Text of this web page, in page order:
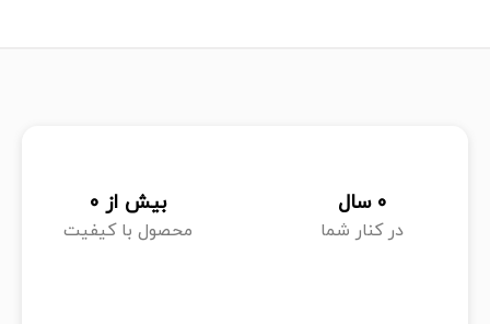
در کنار شما
0 سال
محصول با کیفیت
بیش از 0